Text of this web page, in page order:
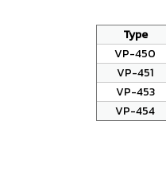
Type
VP-450
VP-451
VP-453
VP-454